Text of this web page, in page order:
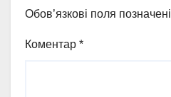
Обов’язкові поля позначені
Коментар *